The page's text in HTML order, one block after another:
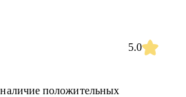
5.0
положительных